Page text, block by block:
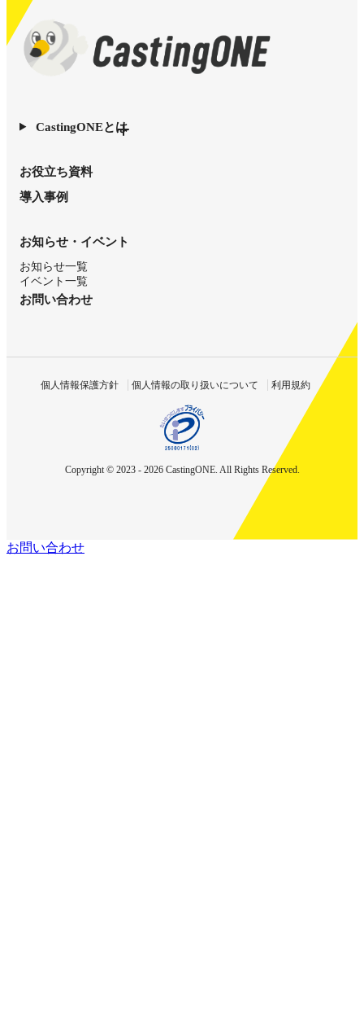
CastingONEとは
お役立ち資料
導入事例
お知らせ・イベント
お知らせ一覧
イベント一覧
お問い合わせ
個人情報保護方針 個人情報の取り扱いについて 利用規約
Copyright © 2023 - 2026 CastingONE. All Rights Reserved.
お問い合わせ